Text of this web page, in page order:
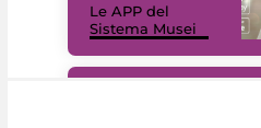
Le APP del
Sistema Musei